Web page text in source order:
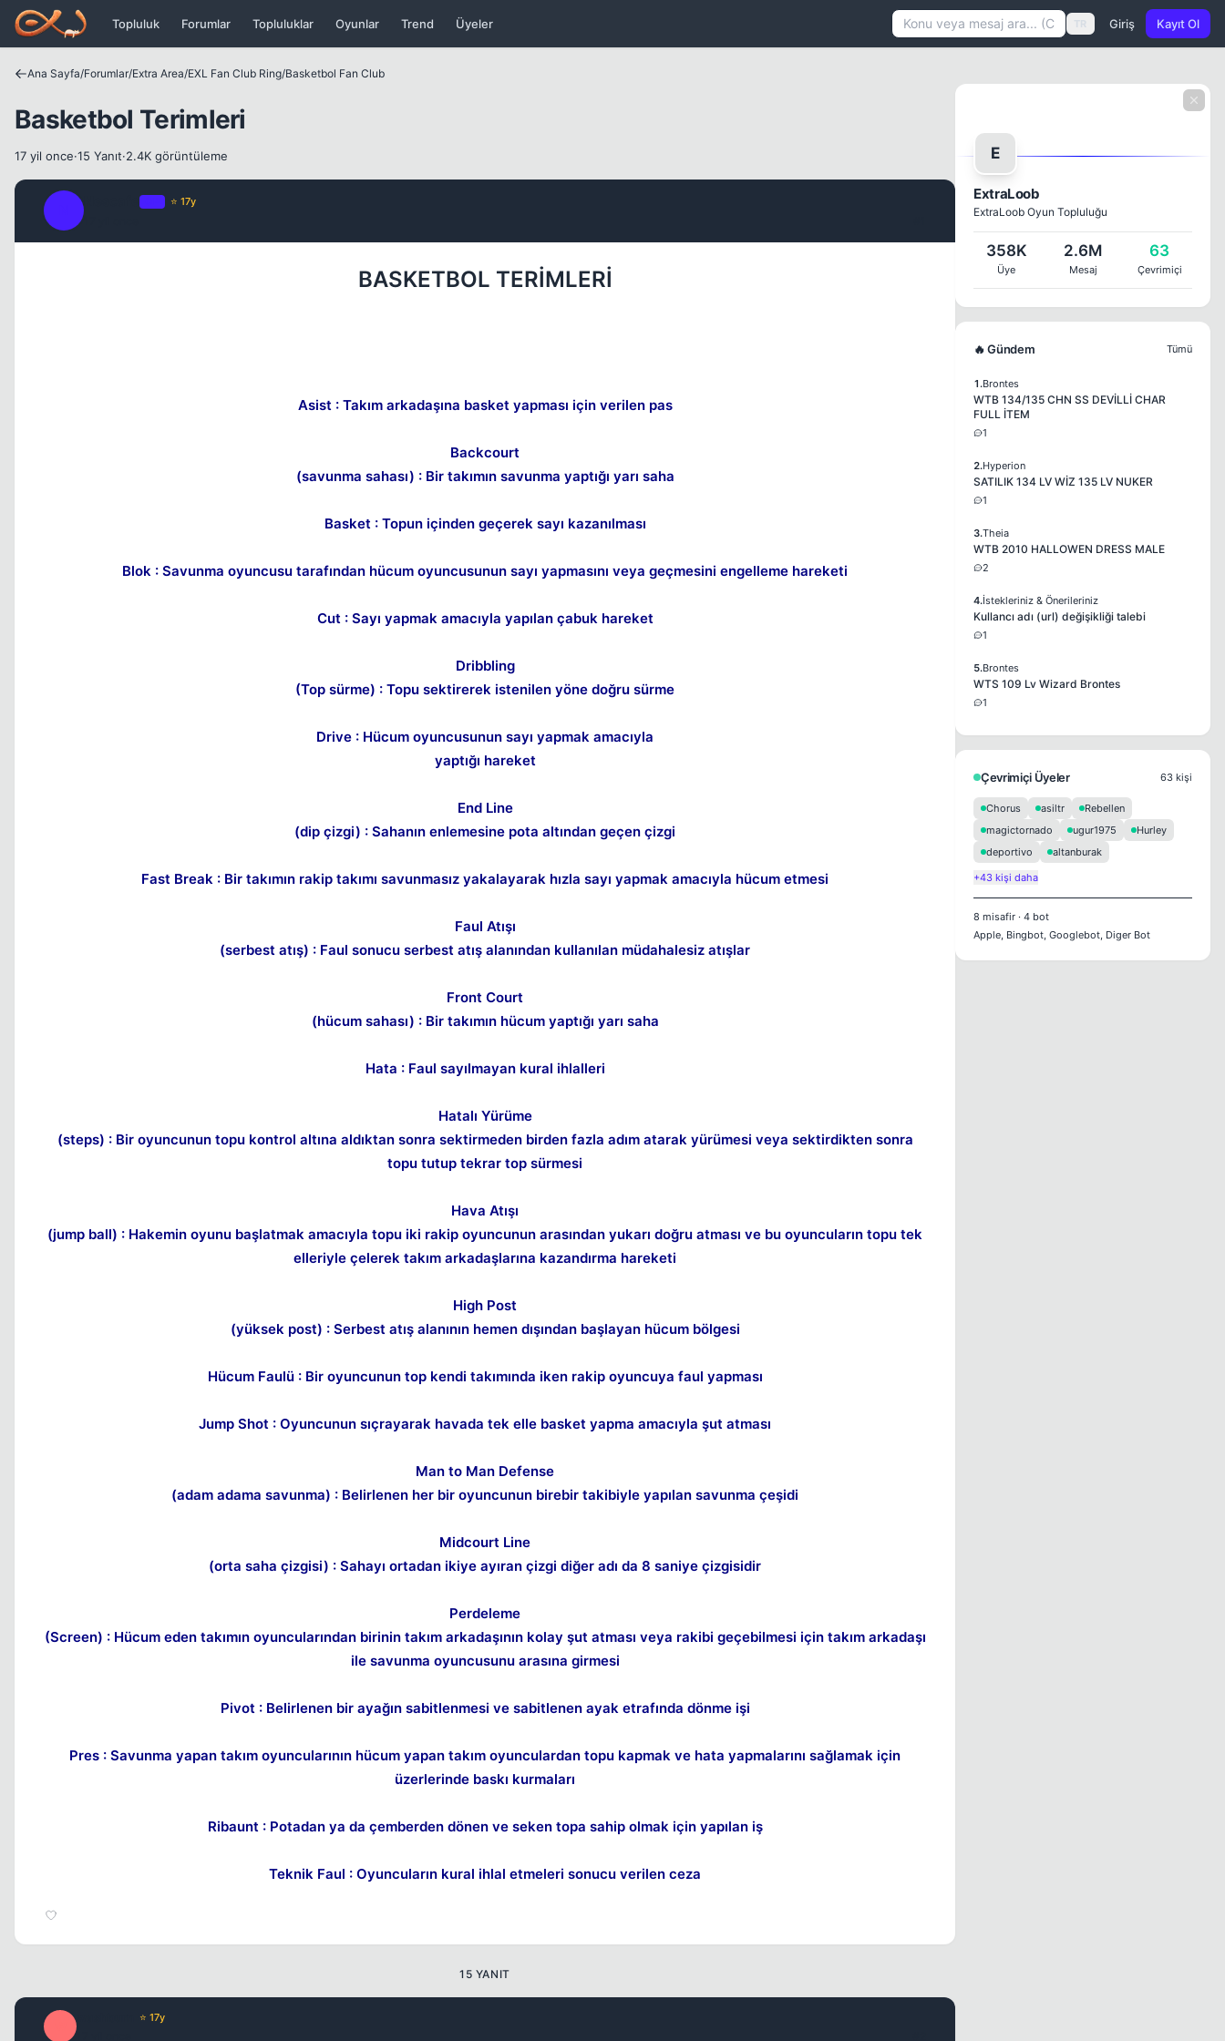
Icerige atla
Topluluk Forumlar Topluluklar Oyunlar Trend Üyeler TR Giriş Kayıt Ol
Ana Sayfa/Forumlar/Extra Area/EXL Fan Club Ring/Basketbol Fan Club
Basketbol Terimleri
17 yil once·15 Yanıt·2.4K görüntüleme
⭐ 17y
BASKETBOL TERİMLERİ
Asist : Takım arkadaşına basket yapması için verilen pas
Backcourt
(savunma sahası) : Bir takımın savunma yaptığı yarı saha
Basket : Topun içinden geçerek sayı kazanılması
Blok : Savunma oyuncusu tarafından hücum oyuncusunun sayı yapmasını veya geçmesini engelleme hareketi
Cut : Sayı yapmak amacıyla yapılan çabuk hareket
Dribbling
(Top sürme) : Topu sektirerek istenilen yöne doğru sürme
Drive : Hücum oyuncusunun sayı yapmak amacıyla
yaptığı hareket
End Line
(dip çizgi) : Sahanın enlemesine pota altından geçen çizgi
Fast Break : Bir takımın rakip takımı savunmasız yakalayarak hızla sayı yapmak amacıyla hücum etmesi
Faul Atışı
(serbest atış) : Faul sonucu serbest atış alanından kullanılan müdahalesiz atışlar
Front Court
(hücum sahası) : Bir takımın hücum yaptığı yarı saha
Hata : Faul sayılmayan kural ihlalleri
Hatalı Yürüme
(steps) : Bir oyuncunun topu kontrol altına aldıktan sonra sektirmeden birden fazla adım atarak yürümesi veya sektirdikten sonra
topu tutup tekrar top sürmesi
Hava Atışı
(jump ball) : Hakemin oyunu başlatmak amacıyla topu iki rakip oyuncunun arasından yukarı doğru atması ve bu oyuncuların topu tek
elleriyle çelerek takım arkadaşlarına kazandırma hareketi
High Post
(yüksek post) : Serbest atış alanının hemen dışından başlayan hücum bölgesi
Hücum Faulü : Bir oyuncunun top kendi takımında iken rakip oyuncuya faul yapması
Jump Shot : Oyuncunun sıçrayarak havada tek elle basket yapma amacıyla şut atması
Man to Man Defense
(adam adama savunma) : Belirlenen her bir oyuncunun birebir takibiyle yapılan savunma çeşidi
Midcourt Line
(orta saha çizgisi) : Sahayı ortadan ikiye ayıran çizgi diğer adı da 8 saniye çizgisidir
Perdeleme
(Screen) : Hücum eden takımın oyuncularından birinin takım arkadaşının kolay şut atması veya rakibi geçebilmesi için takım arkadaşı
ile savunma oyuncusunu arasına girmesi
Pivot : Belirlenen bir ayağın sabitlenmesi ve sabitlenen ayak etrafında dönme işi
Pres : Savunma yapan takım oyuncularının hücum yapan takım oyunculardan topu kapmak ve hata yapmalarını sağlamak için
üzerlerinde baskı kurmaları
Ribaunt : Potadan ya da çemberden dönen ve seken topa sahip olmak için yapılan iş
Teknik Faul : Oyuncuların kural ihlal etmeleri sonucu verilen ceza
15 YANIT
⭐ 17y
Kapat
E
ExtraLoob
ExtraLoob Oyun Topluluğu
358K
Üye
2.6M
Mesaj
63
Çevrimiçi
🔥 Gündem Tümü
1.Brontes
WTB 134/135 CHN SS DEVİLLİ CHAR
FULL İTEM
1
2.Hyperion
SATILIK 134 LV WİZ 135 LV NUKER
1
3.Theia
WTB 2010 HALLOWEN DRESS MALE
2
4.İstekleriniz & Önerileriniz
Kullancı adı (url) değişikliği talebi
1
5.Brontes
WTS 109 Lv Wizard Brontes
1
Çevrimiçi Üyeler 63 kişi
Chorus asiltr
Rebellen
magictornado
ugur1975
Hurley
deportivo
altanburak
+43 kişi daha
8 misafir · 4 bot
Apple, Bingbot, Googlebot, Diger Bot